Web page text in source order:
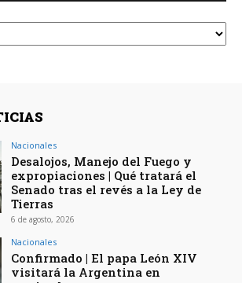
Nacionales
Desalojos, Manejo del Fuego y
expropiaciones | Qué tratará el
Senado tras el revés a la Ley de
Tierras
6 de agosto, 2026
Nacionales
Confirmado | El papa León XIV
visitará la Argentina en